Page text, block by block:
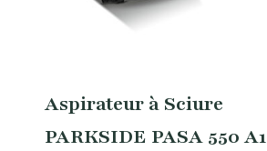
Aspirateur à Sciure
PARKSIDE PASA 550 A1